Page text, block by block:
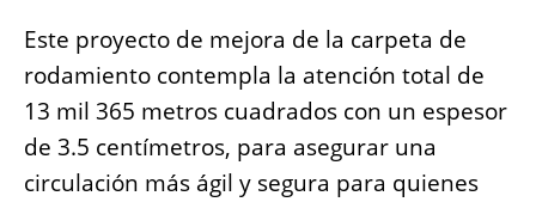
Este proyecto de mejora de la carpeta de
rodamiento contempla la atención total de
13 mil 365 metros cuadrados con un espesor
de 3.5 centímetros, para asegurar una
circulación más ágil y segura para quienes